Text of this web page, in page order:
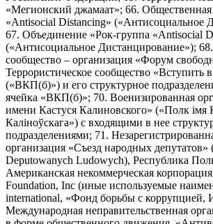
«Мегионский джамаат»; 66. Общественная
«Antisocial Distancing» («Антисоциальное
67. Объединение «Рок-группа «Antisocial
(«Антисоциальное Дистанцирование»);
сообщество – организация «Форум
Террористическое сообщество «Вступить
(«ВКП(б)») и его структурное
ячейка «ВКП(б)»; 70. Военизированная
имени Кастуся Калиновского» («Полк iмя
Калiноўскага») с входящими в нее
подразделениями; 71.
организация «Съезд народных депутатов»
Deputowanych Ludowych), Республика
Американская некоммерческая
Foundation, Inc (иные используемые
international, «Фонд борьбы с коррупцией,
Международная неправительственная